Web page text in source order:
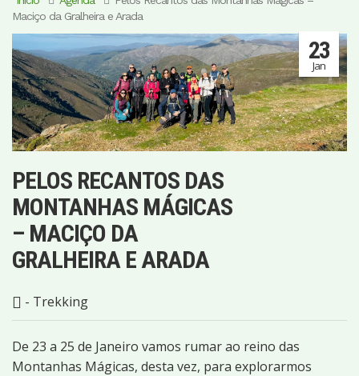
Maciço da Gralheira e Arada
PELOS RECANTOS DAS
MONTANHAS MÁGICAS
– MACIÇO DA
GRALHEIRA E ARADA
23
Jan
- Trekking
De 23 a 25 de Janeiro vamos rumar ao reino das
Montanhas Mágicas, desta vez, para explorarmos